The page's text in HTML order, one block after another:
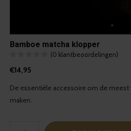
Bamboe matcha klopper
(0 klantbeoordelingen)
€14,95
De essentiële accessoire om de meest
maken.